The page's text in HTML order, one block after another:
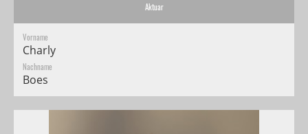
Aktuar
Vorname
Charly
Nachname
Boes